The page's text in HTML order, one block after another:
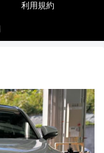
利用規約